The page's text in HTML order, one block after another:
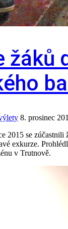
žáků
8. prosinec
2015 se zúčastnili
exkurze.
v Trutnově.